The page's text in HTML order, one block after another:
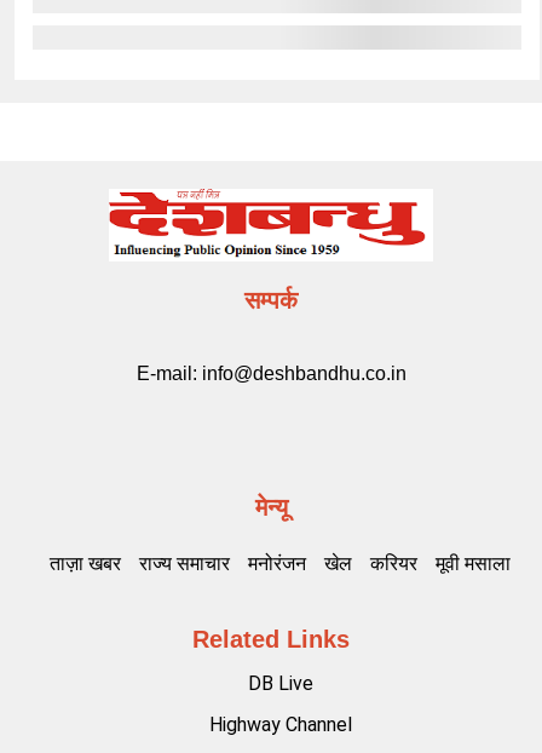
सम्पर्क
E-mail: info@deshbandhu.co.in
मेन्यू
ताज़ा खबर राज्य समाचार मनोरंजन खेल करियर मूवी मसाला
Related Links
DB Live
Highway Channel